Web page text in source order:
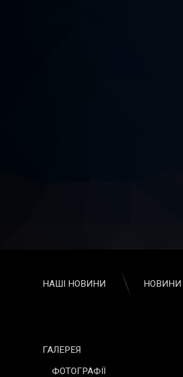
НАШІ НОВИНИ НОВИНИ
ГАЛЕРЕЯ
ФОТОГРАФІЇ